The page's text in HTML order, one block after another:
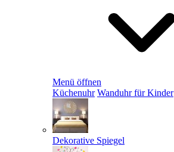
Menü öffnen
Küchenuhr Wanduhr für Kinder
Dekorative Spiegel